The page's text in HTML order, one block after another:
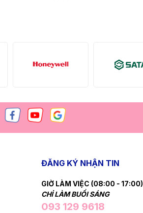
ĐĂNG KÝ NHẬN TIN
GIỜ LÀM VIỆC (08:00 - 17:00)
CHỈ LÀM BUỔI SÁNG
093 129 9618